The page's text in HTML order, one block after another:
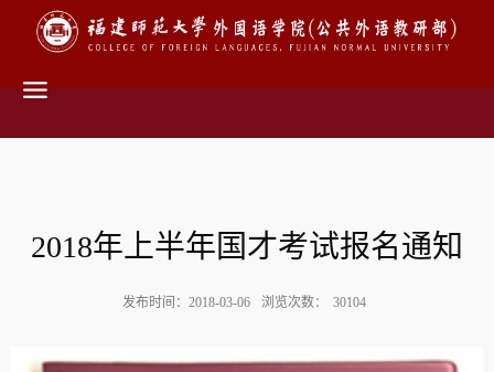
2018年上半年国才考试报名通知
发布时间：2018-03-06 浏览次数： 30104